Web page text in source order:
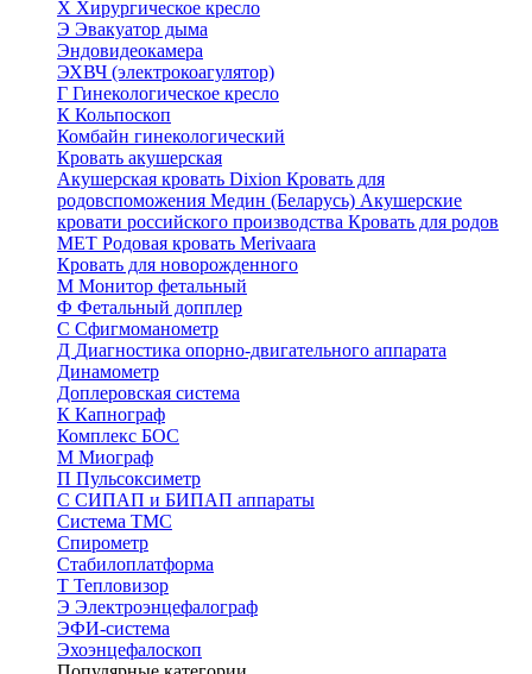
Х Хирургическое кресло
Э Эвакуатор дыма
Эндовидеокамера
ЭХВЧ (электрокоагулятор)
Г Гинекологическое кресло
К Кольпоскоп
Комбайн гинекологический
Кровать акушерская
Акушерская кровать Dixion Кровать для
родовспоможения Медин (Беларусь) Акушерские
кровати российского производства Кровать для родов
МЕТ Родовая кровать Merivaara
Кровать для новорожденного
М Монитор фетальный
Ф Фетальный допплер
C Cфигмоманометр
Д Диагностика опорно-двигательного аппарата
Динамометр
Доплеровская система
К Капнограф
Комплекс БОС
М Миограф
П Пульсоксиметр
С СИПАП и БИПАП аппараты
Система ТМС
Спирометр
Стабилоплатформа
Т Тепловизор
Э Электроэнцефалограф
ЭФИ-система
Эхоэнцефалоскоп